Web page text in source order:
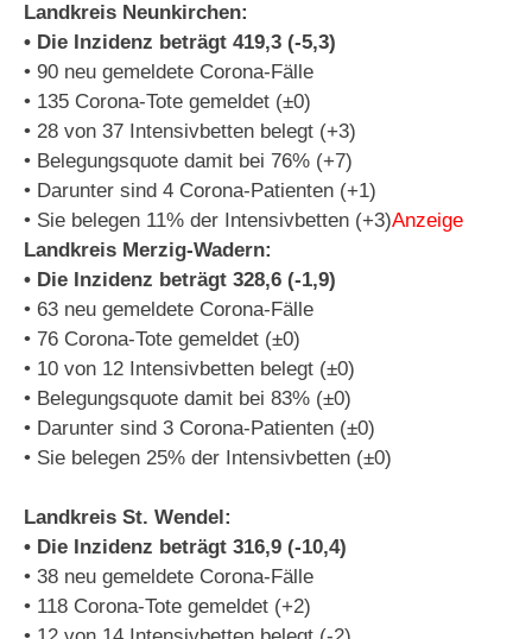
Landkreis Neunkirchen:
• Die Inzidenz beträgt 419,3 (-5,3)
• 90 neu gemeldete Corona-Fälle
• 135 Corona-Tote gemeldet (±0)
• 28 von 37 Intensivbetten belegt (+3)
• Belegungsquote damit bei 76% (+7)
• Darunter sind 4 Corona-Patienten (+1)
• Sie belegen 11% der Intensivbetten (+3)Anzeige
Landkreis Merzig-Wadern:
• Die Inzidenz beträgt 328,6 (-1,9)
• 63 neu gemeldete Corona-Fälle
• 76 Corona-Tote gemeldet (±0)
• 10 von 12 Intensivbetten belegt (±0)
• Belegungsquote damit bei 83% (±0)
• Darunter sind 3 Corona-Patienten (±0)
• Sie belegen 25% der Intensivbetten (±0)
Landkreis St. Wendel:
• Die Inzidenz beträgt 316,9 (-10,4)
• 38 neu gemeldete Corona-Fälle
• 118 Corona-Tote gemeldet (+2)